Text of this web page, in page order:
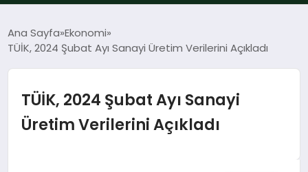
TEKNOLOJI
EKONOMI
SPOR
Ana Sayfa Ekonomi
TÜİK, 2024 Şubat Ayı Sanayi Üretim Verilerini Açıkladı
TÜİK, 2024 Şubat Ayı Sanayi
Üretim Verilerini Açıkladı